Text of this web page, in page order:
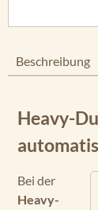
Beschreibung
Heavy-
Bei der
Heavy-